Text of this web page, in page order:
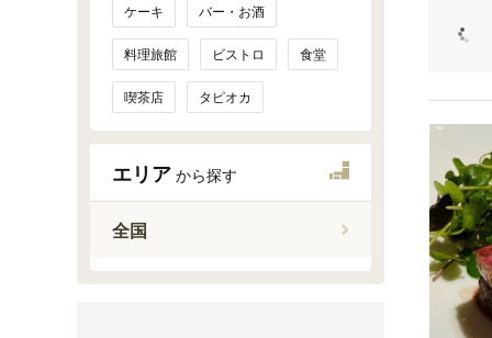
ケーキ バー・お酒
料理旅館 ビストロ 食堂
喫茶店 タピオカ
エリア から探す
全国